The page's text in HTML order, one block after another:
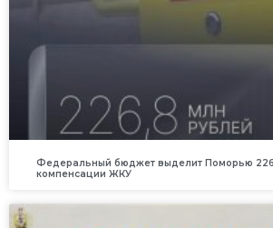
Федеральный бюджет выделит Поморью
компенсации ЖКУ